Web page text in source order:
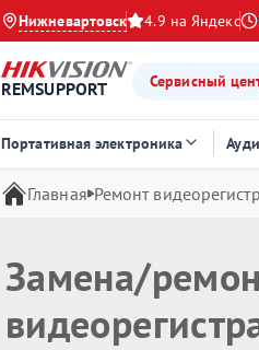
Нижневартовск 4.9 на Яндекс
REMSUPPORT Сервисный
Портативная электроника
Главная Ремонт
Замена/